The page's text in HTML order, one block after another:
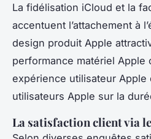
La fidélisation iCloud et la
accentuent l’attachement à
design produit Apple
performance matériel Apple
expérience utilisateur Apple
utilisateurs Apple sur la
La satisfaction client via